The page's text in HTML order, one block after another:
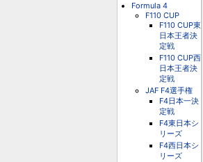
Formula 4
F110 CUP
F110 CUP東
日本王者決
定戦
F110 CUP西
日本王者決
定戦
JAF F4選手権
F4日本一決
定戦
F4東日本シ
リーズ
F4西日本シ
リーズ